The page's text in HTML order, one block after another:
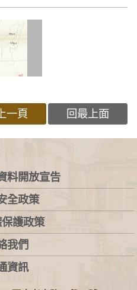
一頁 回最上面
料開放宣告
全政策
保護政策
我們
資訊